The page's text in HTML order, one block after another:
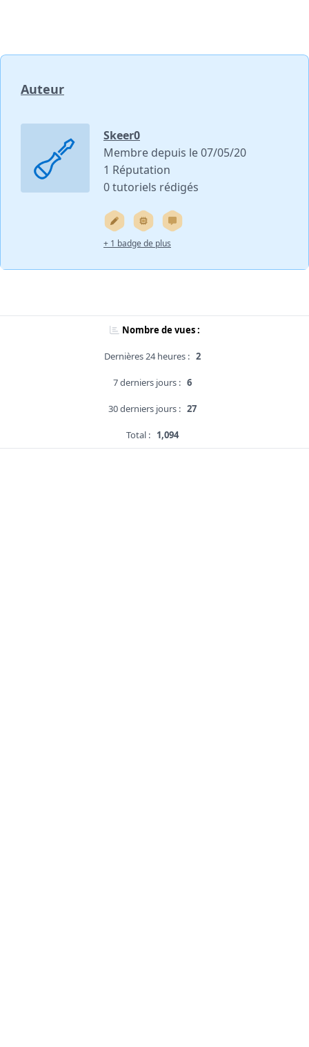
Auteur
Skeer0
Membre depuis le 07/05/20
1 Réputation
0 tutoriels rédigés
+ 1 badge de plus
Nombre de vues :
Dernières 24 heures : 2
7 derniers jours : 6
30 derniers jours : 27
Total : 1,094